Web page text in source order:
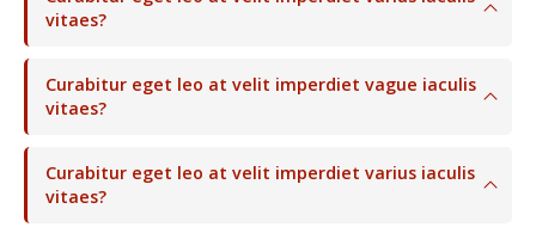
vitaes?
Curabitur eget leo at velit imperdiet vague iaculis
vitaes?
Curabitur eget leo at velit imperdiet varius iaculis
vitaes?